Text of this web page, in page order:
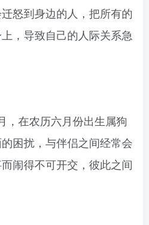
怒到身边的人，把所有的
，导致自己的人际关系急
，在农历六月份出生属狗
困扰，与伴侣之间经常会
闹得不可开交，彼此之间